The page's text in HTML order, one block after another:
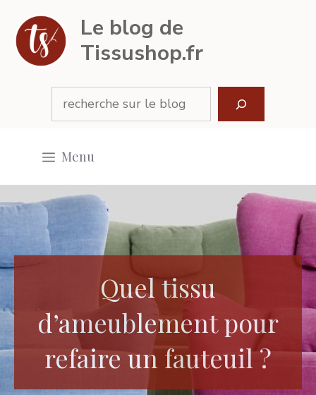
contenu
Le blog de
Tissushop.fr
Rechercher
Menu
Quel tissu
d’ameublement pour
refaire un fauteuil ?